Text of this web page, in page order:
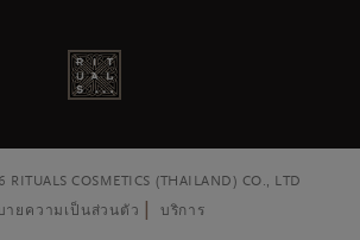
COSMETICS (THAILAND) CO., LTD
ายความเป็นส่วนตัว บริการ